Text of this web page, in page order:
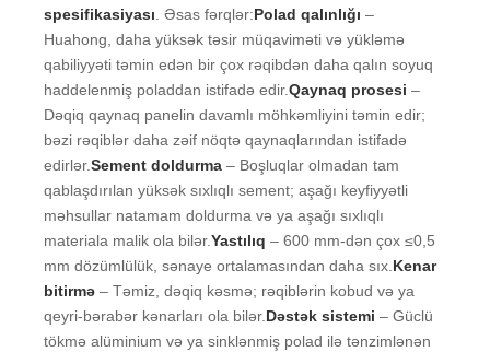
spesifikasiyası. Əsas fərqlər:Polad qalınlığı –
Huahong, daha yüksək təsir müqaviməti və yükləmə
qabiliyyəti təmin edən bir çox rəqibdən daha qalın soyuq
haddelenmiş poladdan istifadə edir.Qaynaq prosesi –
Dəqiq qaynaq panelin davamlı möhkəmliyini təmin edir;
bəzi rəqiblər daha zəif nöqtə qaynaqlarından istifadə
edirlər.Sement doldurma – Boşluqlar olmadan tam
qablaşdırılan yüksək sıxlıqlı sement; aşağı keyfiyyətli
məhsullar natamam doldurma və ya aşağı sıxlıqlı
materiala malik ola bilər.Yastılıq – 600 mm-dən çox ≤0,5
mm dözümlülük, sənaye ortalamasından daha sıx.Kenar
bitirmə – Təmiz, dəqiq kəsmə; rəqiblərin kobud və ya
qeyri-bərabər kənarları ola bilər.Dəstək sistemi – Güclü
tökmə alüminium və ya sinklənmiş polad ilə tənzimlənən